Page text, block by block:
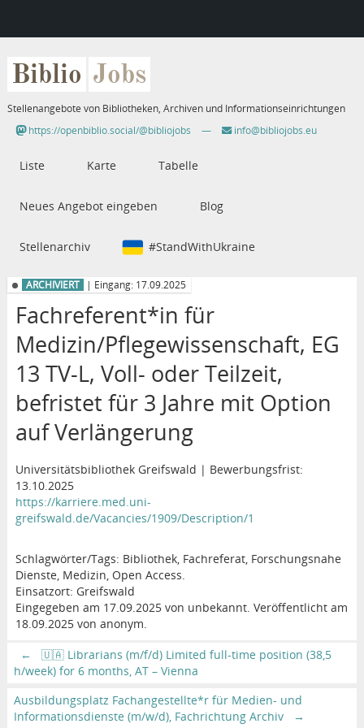
Biblio Jobs
Stellenangebote von Bibliotheken, Archiven und Informationseinrichtungen
https://openbiblio.social/@bibliojobs
— info@bibliojobs.eu
Liste Karte Tabelle
Neues Angebot eingeben Blog
Stellenarchiv #StandWithUkraine
ARCHIVIERT | Eingang: 17.09.2025
Fachreferent*in für
Medizin/Pflegewissenschaft, EG
13 TV-L, Voll- oder Teilzeit,
befristet für 3 Jahre mit Option
auf Verlängerung
Universitätsbibliothek Greifswald | Bewerbungsfrist:
13.10.2025
https://karriere.med.uni-
greifswald.de/Vacancies/1909/Description/1
Schlagwörter/Tags: Bibliothek, Fachreferat, Forschungsnahe
Dienste, Medizin, Open Access.
Einsatzort: Greifswald
Eingegeben am 17.09.2025 von unbekannt. Veröffentlicht am
18.09.2025 von anonym.
←
🇺🇦 Librarians (m/f/d) Limited full-time position (38,5
h/week) for 6 months, AT – Vienna
Ausbildungsplatz Fachangestellte*r für Medien- und
Informationsdienste (m/w/d), Fachrichtung Archiv
→